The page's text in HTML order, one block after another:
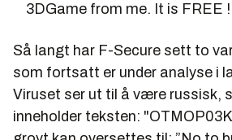
3DGame from me. It is FREE !
Så langt har F-Secure sett to
som fortsatt er under analyse i
Viruset ser ut til å være russisk,
inneholder teksten: